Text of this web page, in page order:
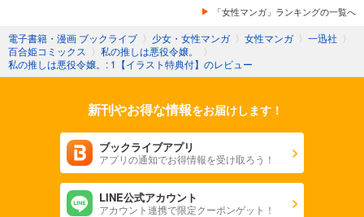
「女性マンガ」ランキングの一覧へ
電子書籍・漫画 ブックライブ 〉 少女・女性マンガ 〉 女性マンガ 〉 一迅社 〉
百合姫コミックス 〉 私の推しは悪役令嬢。
〉
私の推しは悪役令嬢。: 1【イラスト特典付】のレビュー
新刊やお得な情報をお届けします！
ブックライブアプリ
アプリの通知でお得情報を受け取ろう！
LINE公式アカウント
アカウント連携で限定クーポンゲット！